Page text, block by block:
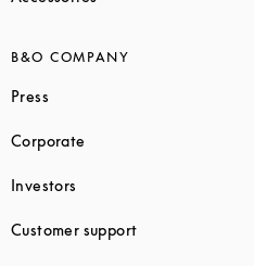
Tab
Tab
Tab
New Tab
B&O COMPANY
Press
Corporate
Investors
Customer supportLink Opens in